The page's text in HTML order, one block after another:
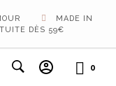
MADE IN
DÈS 59€
0